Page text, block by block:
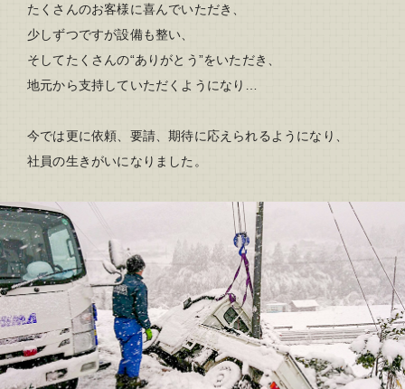
たくさんのお客様に喜んでいただき、
少しずつですが設備も整い、
そしてたくさんの“ありがとう”をいただき、
地元から支持していただくようになり…
今では更に依頼、要請、期待に応えられるようになり、
社員の生きがいになりました。